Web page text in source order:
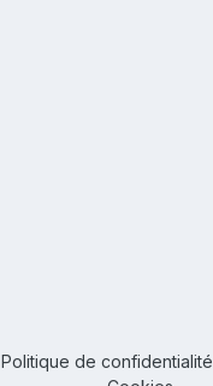
Politique de confidentialité